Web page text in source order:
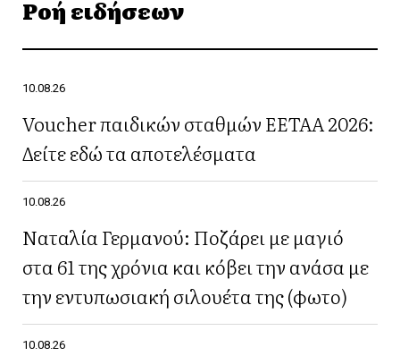
Ροή ειδήσεων
10.08.26
Voucher παιδικών σταθμών ΕΕΤΑΑ 2026:
Δείτε εδώ τα αποτελέσματα
10.08.26
Ναταλία Γερμανού: Ποζάρει με μαγιό
στα 61 της χρόνια και κόβει την ανάσα με
την εντυπωσιακή σιλουέτα της (φωτο)
10.08.26